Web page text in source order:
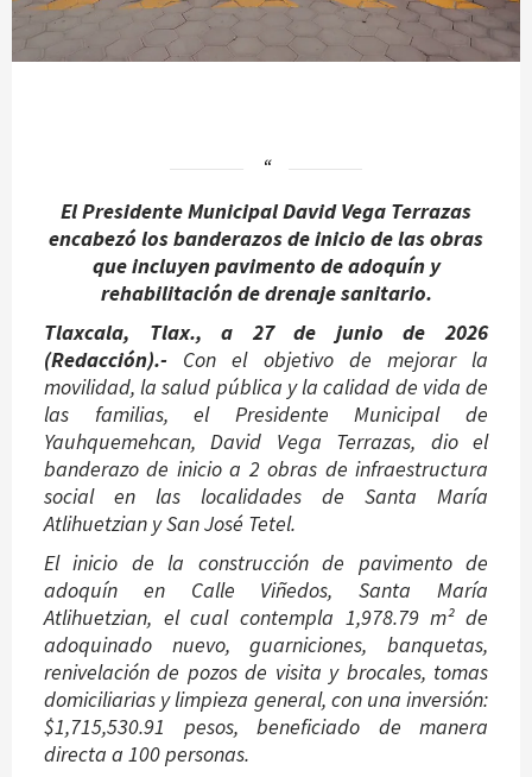
El Presidente Municipal David Vega Terrazas
encabezó los banderazos de inicio de las obras
que incluyen pavimento de adoquín y
rehabilitación de drenaje sanitario.
Tlaxcala, Tlax., a 27 de junio de 2026
(Redacción).- Con el objetivo de mejorar la
movilidad, la salud pública y la calidad de vida de
las familias, el Presidente Municipal de
Yauhquemehcan, David Vega Terrazas, dio el
banderazo de inicio a 2 obras de infraestructura
social en las localidades de Santa María
Atlihuetzian y San José Tetel.
El inicio de la construcción de pavimento de
adoquín en Calle Viñedos, Santa María
Atlihuetzian, el cual contempla 1,978.79 m² de
adoquinado nuevo, guarniciones, banquetas,
renivelación de pozos de visita y brocales, tomas
domiciliarias y limpieza general, con una inversión:
$1,715,530.91 pesos, beneficiado de manera
directa a 100 personas.